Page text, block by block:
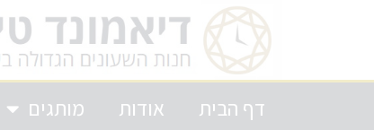
דף הבית אודות מותגים